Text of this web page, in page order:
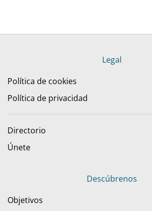
Legal
Política de cookies
Política de privacidad
Directorio
Únete
Descúbrenos
Objetivos